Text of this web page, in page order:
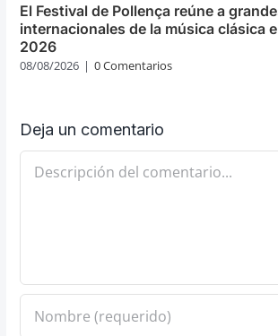
El Festival de Pollença reúne a
internacionales de la música clásica
2026
08/08/2026 | 0 Comentarios
Deja un comentario
Comentario